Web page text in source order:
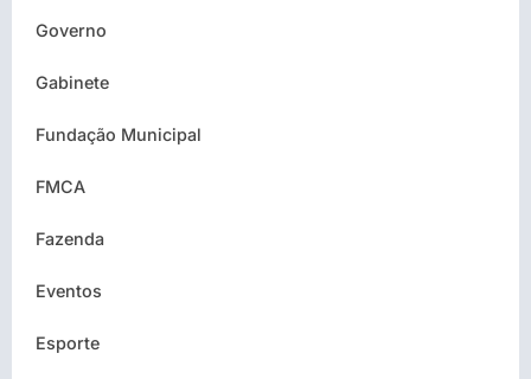
Governo
Gabinete
Fundação Municipal
FMCA
Fazenda
Eventos
Esporte